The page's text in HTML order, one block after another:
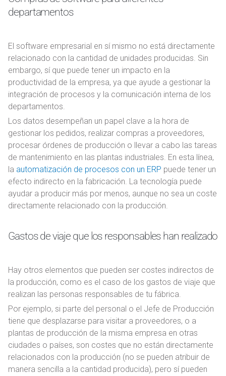
departamentos
El software empresarial en sí mismo no está directamente
relacionado con la cantidad de unidades producidas. Sin
embargo, sí que puede tener un impacto en la
productividad de la empresa, ya que ayude a gestionar la
integración de procesos y la comunicación interna de los
departamentos.
Los datos desempeñan un papel clave a la hora de
gestionar los pedidos, realizar compras a proveedores,
procesar órdenes de producción o llevar a cabo las tareas
de mantenimiento en las plantas industriales. En esta línea,
la automatización de procesos con un ERP puede tener un
efecto indirecto en la fabricación. La tecnología puede
ayudar a producir más por menos, aunque no sea un coste
directamente relacionado con la producción.
Gastos de viaje que los responsables han realizado
Hay otros elementos que pueden ser costes indirectos de
la producción, como es el caso de los gastos de viaje que
realizan las personas responsables de tu fábrica.
Por ejemplo, si parte del personal o el Jefe de Producción
tiene que desplazarse para visitar a proveedores, o a
plantas de producción de la misma empresa en otras
ciudades o países, son costes que no están directamente
relacionados con la producción (no se pueden atribuir de
manera sencilla a la cantidad producida), pero sí pueden